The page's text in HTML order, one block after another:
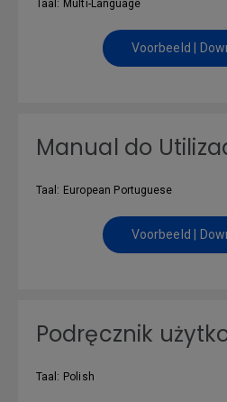
Taal: Multi-Language
Voorbeeld |
Manual do
Taal: European Portuguese
Voorbeeld |
Podręcznik
Taal: Polish